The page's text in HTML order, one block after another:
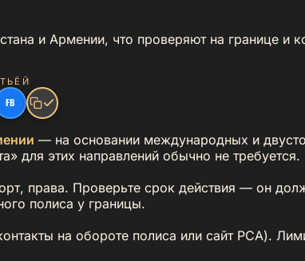
и Армении, что проверяют на границе и
FB
— на основании международных и
для этих направлений обычно не требуется.
права. Проверьте срок действия — он
полиса у границы.
на обороте полиса или сайт РСА).